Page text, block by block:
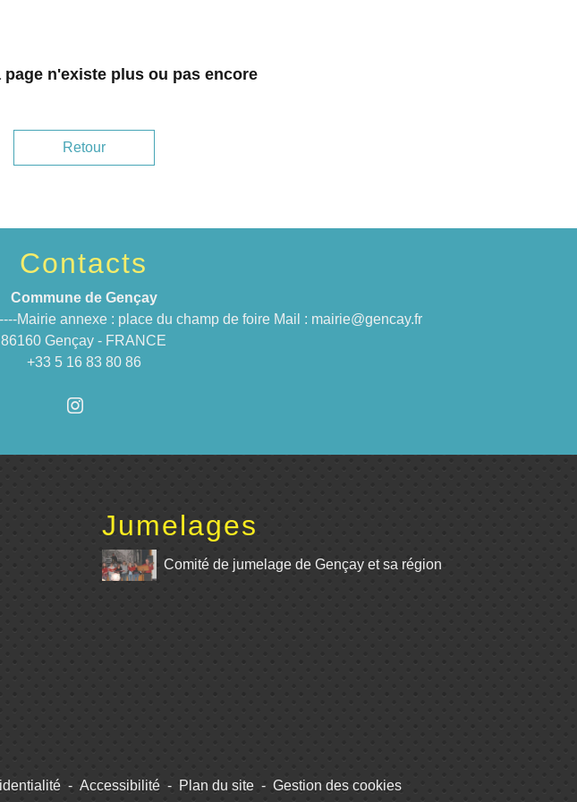
page n'existe plus ou pas encore
Retour
Contacts
Commune de Gençay
Mairie annexe : place du champ de foire Mail : mairie@gencay.fr
86160 Gençay - FRANCE
+33 5 16 83 80 86
Jumelages
Comité de jumelage de Gençay et sa région
- Accessibilité - Plan du site - Gestion des cookies